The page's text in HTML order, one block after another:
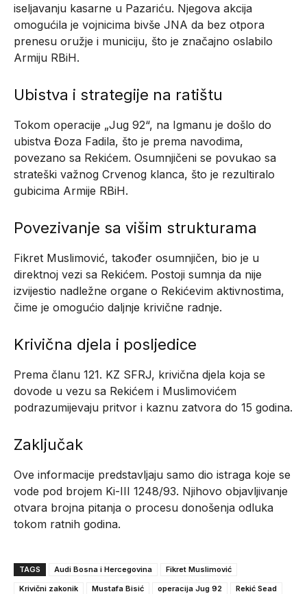
iseljavanju kasarne u Pazariću. Njegova akcija
omogućila je vojnicima bivše JNA da bez otpora
prenesu oružje i municiju, što je značajno oslabilo
Armiju RBiH.
Ubistva i strategije na ratištu
Tokom operacije „Jug 92“, na Igmanu je došlo do
ubistva Đoza Fadila, što je prema navodima,
povezano sa Rekićem. Osumnjičeni se povukao sa
strateški važnog Crvenog klanca, što je rezultiralo
gubicima Armije RBiH.
Povezivanje sa višim strukturama
Fikret Muslimović, također osumnjičen, bio je u
direktnoj vezi sa Rekićem. Postoji sumnja da nije
izvijestio nadležne organe o Rekićevim aktivnostima,
čime je omogućio daljnje krivične radnje.
Krivična djela i posljedice
Prema članu 121. KZ SFRJ, krivična djela koja se
dovode u vezu sa Rekićem i Muslimovićem
podrazumijevaju pritvor i kaznu zatvora do 15 godina.
Zaključak
Ove informacije predstavljaju samo dio istraga koje se
vode pod brojem Ki-III 1248/93. Njihovo objavljivanje
otvara brojna pitanja o procesu donošenja odluka
tokom ratnih godina.
TAGS Audi Bosna i Hercegovina
Fikret Muslimović
Krivični zakonik
Mustafa Bisić operacija Jug 92
Rekić Sead